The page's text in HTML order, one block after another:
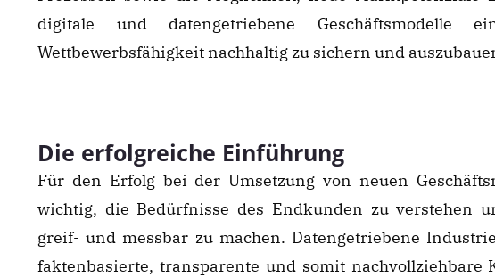
digitale und datengetriebene Geschäftsmodelle
Wettbewerbsfähigkeit nachhaltig zu sichern und
Die erfolgreiche Einführung
Für den Erfolg bei der Umsetzung von neuen
wichtig, die Bedürfnisse des Endkunden zu verstehen
greif- und messbar zu machen. Datengetriebene
faktenbasierte, transparente und somit nachvollziehbare